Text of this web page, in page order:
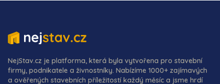
NejStav.cz je platforma, která byla vytvořena pro stavební
firmy, podnikatele a živnostníky. Nabízíme 1000+ zajímavých
a ověřených stavebních příležitostí každý měsíc a jsme hrdí